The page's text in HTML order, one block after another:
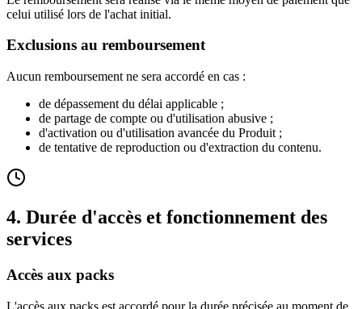
celui utilisé lors de l'achat initial.
Exclusions au remboursement
Aucun remboursement ne sera accordé en cas :
de dépassement du délai applicable ;
de partage de compte ou d'utilisation abusive ;
d'activation ou d'utilisation avancée du Produit ;
de tentative de reproduction ou d'extraction du contenu.
4. Durée d'accès et fonctionnement des
services
Accès aux packs
L'accès aux packs est accordé pour la durée précisée au moment de